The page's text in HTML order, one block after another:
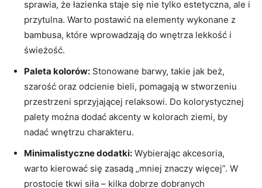
sprawia, że łazienka staje się nie tylko estetyczna, ale i
przytulna. Warto postawić na elementy wykonane z
bambusa, które wprowadzają do wnętrza lekkość i
świeżość.
Paleta kolorów: Stonowane barwy, takie jak beż,
szarość oraz odcienie bieli, pomagają w stworzeniu
przestrzeni sprzyjającej relaksowi. Do kolorystycznej
palety można dodać akcenty w kolorach ziemi, by
nadać wnętrzu charakteru.
Minimalistyczne dodatki: Wybierając akcesoria,
warto kierować się zasadą „mniej znaczy więcej”. W
prostocie tkwi siła – kilka dobrze dobranych